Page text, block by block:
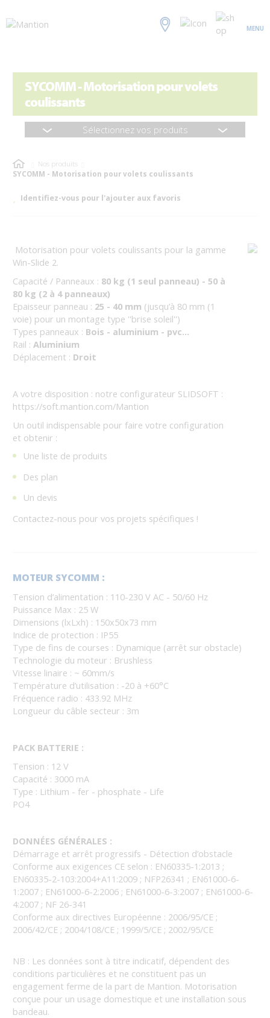
MENU
SYCOMM - Motorisation pour volets
coulissants
Sélectionnez vos produits
Nos produits
SYCOMM - Motorisation pour volets coulissants
Identifiez-vous pour l'ajouter aux favoris
Motorisation pour volets coulissants pour la gamme
Win-Slide 2.
Capacité / Panneaux : 80 kg (1 seul panneau) - 50 à
80 kg (2 à 4 panneaux)
Epaisseur panneau : 25 - 40 mm (jusqu’à 80 mm (1
voie) pour un montage type ''brise soleil'')
Types panneaux : Bois - aluminium - pvc...
Rail : Aluminium
Déplacement : Droit
A votre disposition : notre configurateur SLIDSOFT :
https://soft.mantion.com/Mantion
Un outil indispensable pour faire votre configuration
et obtenir :
Une liste de produits
Des plan
Un devis
Contactez-nous pour vos projets spécifiques !
MOTEUR SYCOMM :
Tension d’alimentation : 110-230 V AC - 50/60 Hz
Puissance Max : 25 W
Dimensions (lxLxh) : 150x50x73 mm
Indice de protection : IP55
Type de fins de courses : Dynamique (arrêt sur obstacle)
Technologie du moteur : Brushless
Vitesse linaire : ~ 60mm/s
Température d’utilisation : -20 à +60°C
Fréquence radio : 433.92 MHz
Longueur du câble secteur : 3m
PACK BATTERIE :
Tension : 12 V
Capacité : 3000 mA
Type : Lithium - fer - phosphate - Life
PO4
DONNÉES GÉNÉRALES :
Démarrage et arrêt progressifs - Détection d’obstacle
Conforme aux exigences CE selon : EN60335-1:2013 ;
EN60335-2-103:2004+A11:2009 ; NFP26341 ; EN61000-6-
1:2007 ; EN61000-6-2:2006 ; EN61000-6-3:2007 ; EN61000-6-
4:2007 ; NF 26-341
Conforme aux directives Européenne : 2006/95/CE ;
2006/42/CE ; 2004/108/CE ; 1999/5/CE ; 2002/95/CE
NB : Les données sont à titre indicatif, dépendent des
conditions particulières et ne constituent pas un
engagement ferme de la part de Mantion. Motorisation
conçue pour un usage domestique et une installation sous
bandeau.